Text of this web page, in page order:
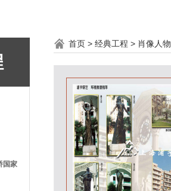
国家
首页 > 经典工程 > 肖像人物